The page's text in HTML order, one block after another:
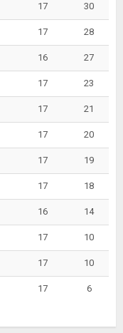
17 30
17 28
16 27
17 23
17 21
17 20
17 19
17 18
16 14
17 10
17 10
17 6